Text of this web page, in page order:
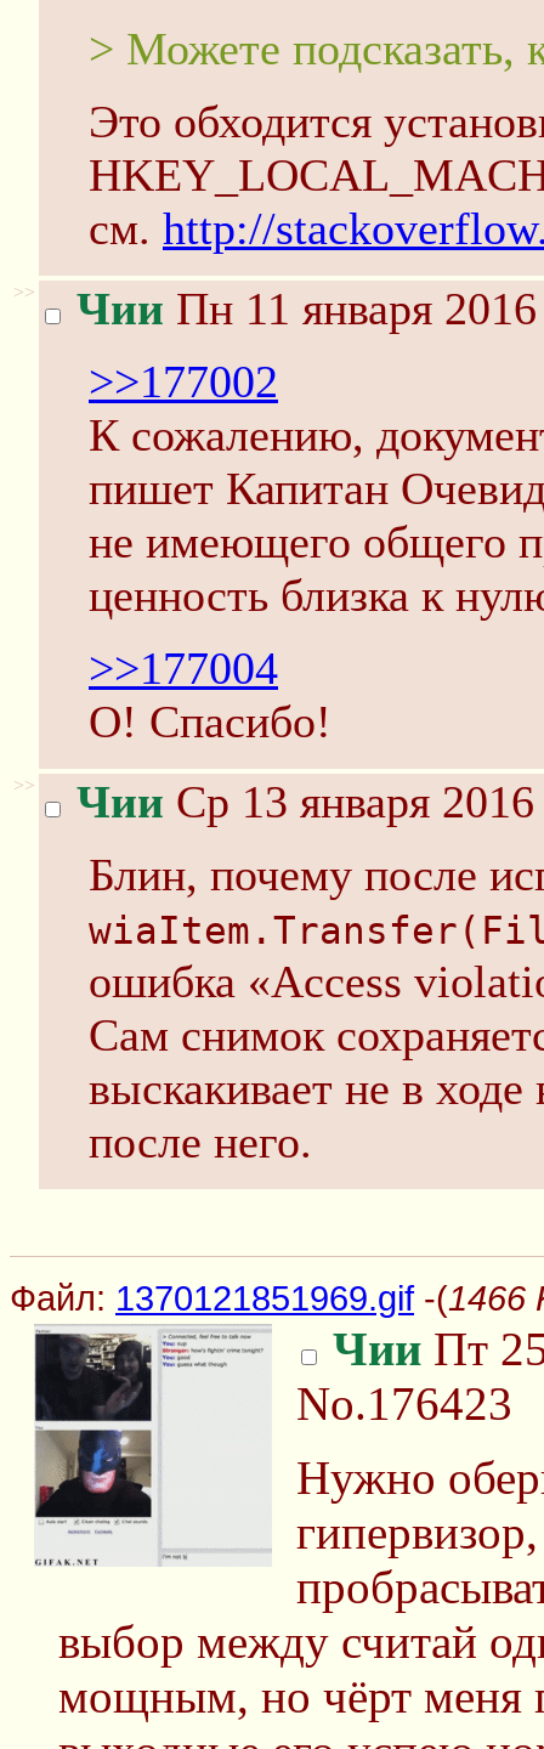
> Можете подсказать,
Это обходится
см. http://
>> Чии Пн 11 января
>>177002
К сожалению,
пишет Капитан
не имеющего общего
ценность близка к
>>177004
О! Спасибо!
>> Чии Ср 13 января
Блин, почему после
ошибка «Access
Сам снимок
выскакивает не в
после него.
Файл: 1370121851969.gif-(1466
Чии Пт
No.176423
Нужно
выбор между считай
мощным, но чёрт меня